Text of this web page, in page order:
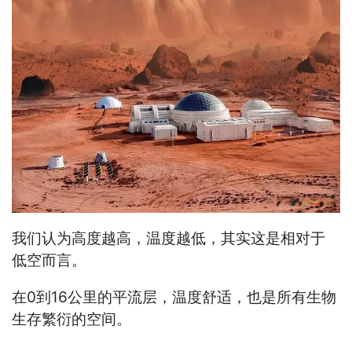
我们认为高度越高，温度越低，其实这是相对于
低空而言。
在0到16公里的平流层，温度舒适，也是所有生物
生存繁衍的空间。